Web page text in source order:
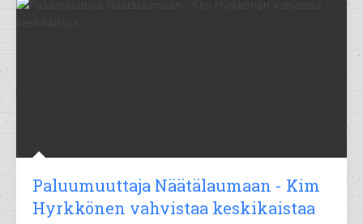
Paluumuuttaja Näätälaumaan - Kim
Hyrkkönen vahvistaa keskikaistaa